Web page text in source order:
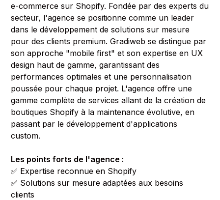
e-commerce sur Shopify. Fondée par des experts du
secteur, l'agence se positionne comme un leader
dans le développement de solutions sur mesure
pour des clients premium. Gradiweb se distingue par
son approche "mobile first" et son expertise en UX
design haut de gamme, garantissant des
performances optimales et une personnalisation
poussée pour chaque projet. L'agence offre une
gamme complète de services allant de la création de
boutiques Shopify à la maintenance évolutive, en
passant par le développement d'applications
custom.
Les points forts de l'agence :
✅ Expertise reconnue en Shopify
✅ Solutions sur mesure adaptées aux besoins
clients